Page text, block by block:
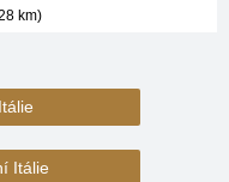
km)
Itálie